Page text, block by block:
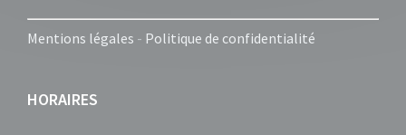
Mentions légales - Politique de confidentialité
HORAIRES